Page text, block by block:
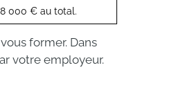
000 € au total.
former. Dans
votre employeur.